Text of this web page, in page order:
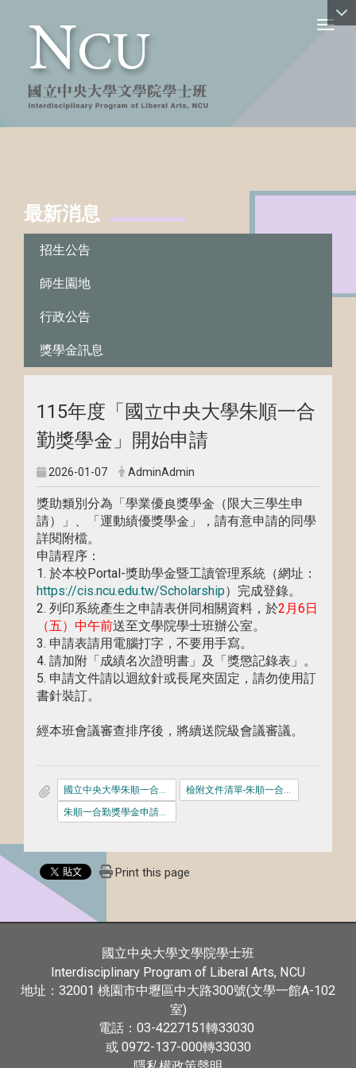
最新消息
招生公告
師生園地
行政公告
獎學金訊息
115年度「國立中央大學朱順一合
勤獎學金」開始申請
2026-01-07 AdminAdmin
獎助類別分為「學業優良獎學金（限大三學生申
請）」、「運動績優獎學金」，請有意申請的同學
詳閱附檔。
申請程序：
1. 於本校Portal-獎助學金暨工讀管理系統（網址：
https://cis.ncu.edu.tw/Scholarship）完成登錄。
2. 列印系統產生之申請表併同相關資料，於2月6日
（五）中午前送至文學院學士班辦公室。
3. 申請表請用電腦打字，不要用手寫。
4. 請加附「成績名次證明書」及「獎懲記錄表」。
5. 申請文件請以迴紋針或長尾夾固定，請勿使用訂
書針裝訂。
經本班會議審查排序後，將續送院級會議審議。
國立中央大學朱順一合勤獎學金辦法1140715.pdf
檢附文件清單-朱順一合勤獎學金.pdf
Print this page
國立中央大學文學院學士班
Interdisciplinary Program of Liberal Arts, NCU
地址： 32001 桃園市中壢區中大路300號(文學一館A-102
室)
電話： 03-4227151轉33030
或 0972-137-000轉33030